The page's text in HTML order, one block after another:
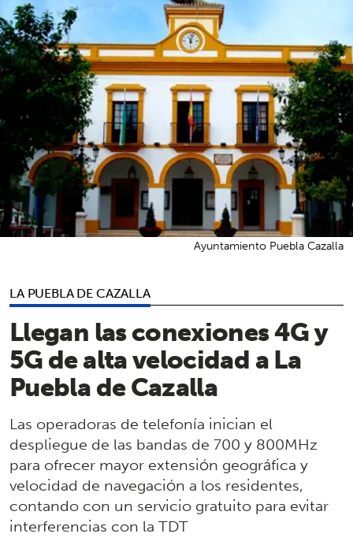
LA PUEBLA DE CAZALLA
Llegan las conexiones 4G y
5G de alta velocidad a La
Puebla de Cazalla
Las operadoras de telefonía inician el
despliegue de las bandas de 700 y 800MHz
para ofrecer mayor extensión geográfica y
velocidad de navegación a los residentes,
contando con un servicio gratuito para evitar
interferencias con la TDT
Ayuntamiento Puebla Cazalla